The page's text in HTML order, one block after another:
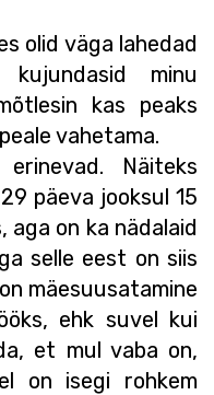
olid väga lahedad
minu
kas peaks
vahetama.
Näiteks
päeva jooksul 15
aga on ka nädalaid
selle eest on siis
mäesuusatamine
ehk suvel kui
et mul vaba on,
on isegi rohkem